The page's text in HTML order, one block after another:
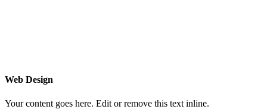
Web Design
Your content goes here. Edit or remove this text inline.